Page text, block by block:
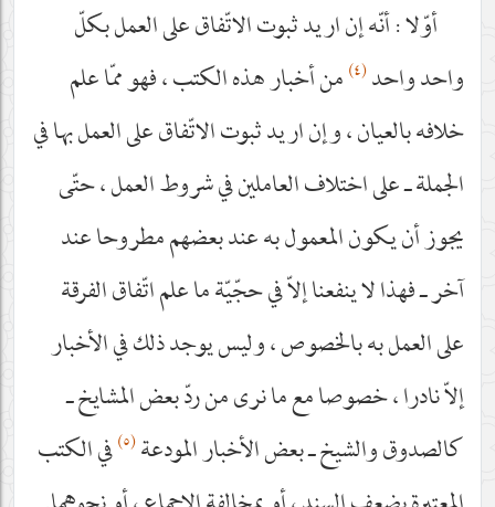
أوّلا : أنّه إن اريد ثبوت الاتّفاق على العمل بكلّ
واحد واحد(٤) من أخبار هذه الكتب ، فهو ممّا علم
خلافه بالعيان ، وإن اريد ثبوت الاتّفاق على العمل بها في
الجملة ـ على اختلاف العاملين في شروط العمل ، حتّى
يجوز أن يكون المعمول به عند بعضهم مطروحا عند
آخر ـ فهذا لا ينفعنا إلاّ في حجّيّة ما علم اتّفاق الفرقة
على العمل به بالخصوص ، وليس يوجد ذلك في الأخبار
إلاّ نادرا ، خصوصا مع ما نرى من ردّ بعض المشايخ ـ
كالصدوق والشيخ ـ بعض الأخبار المودعة(٥) في الكتب